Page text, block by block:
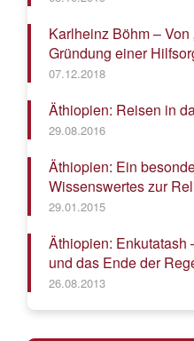
Karlheinz Böhm – Von
Gründung einer
07.12.2018
Äthiopien: Reisen in
29.08.2016
Äthiopien: Ein
Wissenswertes zur
29.01.2015
Äthiopien: Enkutatash
und das Ende der
26.08.2013